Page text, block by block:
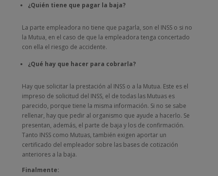
¿Quién tiene que pagar la baja?
La parte empleadora no tiene que pagarla, son el INSS o si no
la Mutua, en el caso de que la empleadora tenga concertado
con ella el riesgo de accidente.
¿Qué hay que hacer para cobrarla?
Hay que solicitar la prestación al INSS o a la Mutua. Este es el
impreso de solicitud del INSS, el de todas las Mutuas es
parecido, porque tiene la misma información. Si no se sabe
rellenar, hay que pedir al organismo que ayude a hacerlo. Se
presentan, además, el parte de baja y los de confirmación.
Tanto INSS como Mutuas, también exigen aportar un
certificado del empleador sobre las bases de cotización
anteriores a la baja.
Finalmente: